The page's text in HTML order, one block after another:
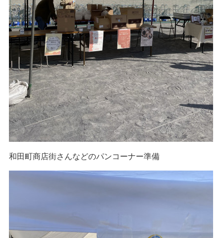
和田町商店街さんなどのパンコーナー準備